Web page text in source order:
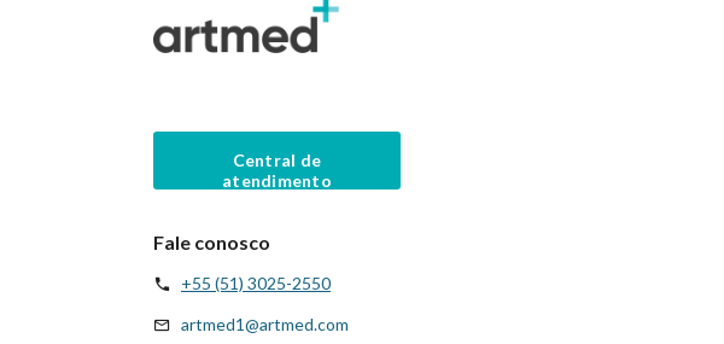
Central de
atendimento
Fale conosco
+55 (51) 3025-2550
artmed1@artmed.com